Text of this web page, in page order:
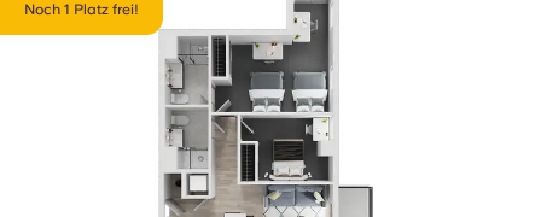
Standorte English (US)
Chinese
Català Deutsch
Noch 1 Platz frei!